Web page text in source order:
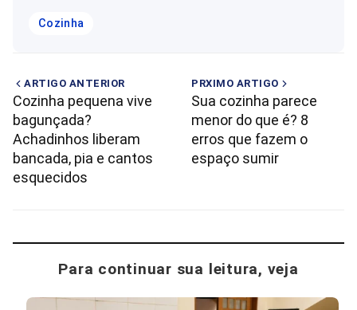
Cozinha
ARTIGO ANTERIOR
Cozinha pequena vive
bagunçada?
Achadinhos liberam
bancada, pia e cantos
esquecidos
PRXIMO ARTIGO
Sua cozinha parece
menor do que é? 8
erros que fazem o
espaço sumir
Para continuar sua leitura, veja